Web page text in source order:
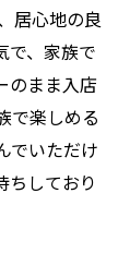
居心地の良
で、家族で
のまま入店
で楽しめる
でいただけ
ちしており